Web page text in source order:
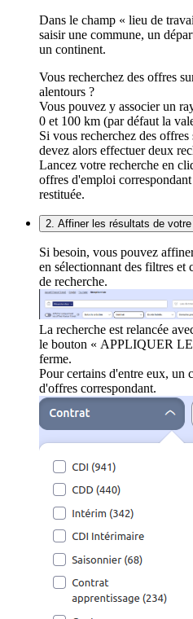
Dans le champ « lieu de
saisir une commune, un
un continent.
Vous recherchez des offres
alentours ?
Vous pouvez y associer un
0 et 100 km (par défaut la
Si vous recherchez des
devez alors effectuer deux
Lancez votre recherche en
offres d'emploi
restituée.
2. Affiner les résultats de
Si besoin, vous pouvez
en sélectionnant des filtres et
de recherche.
La recherche est relancée
le bouton « APPLIQUER
ferme.
Pour certains d'entre eux, un
d'offres correspondant.